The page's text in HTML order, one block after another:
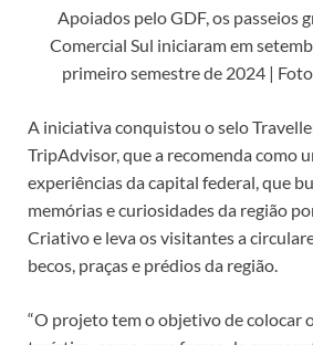
Apoiados pelo GDF, os passeios
Comercial Sul iniciaram em
primeiro semestre de 2024 |
A iniciativa conquistou o selo
TripAdvisor, que a recomenda como
experiências da capital federal, que
memórias e curiosidades da região
Criativo e leva os visitantes a
becos, praças e prédios da região.
“O projeto tem o objetivo de colocar